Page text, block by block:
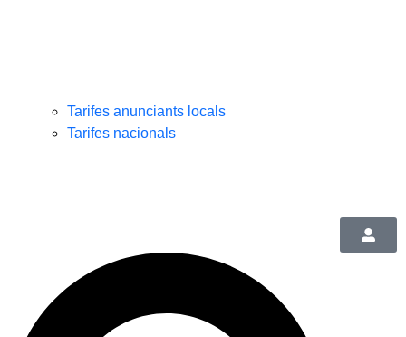
Tarifes anunciants locals
Tarifes nacionals